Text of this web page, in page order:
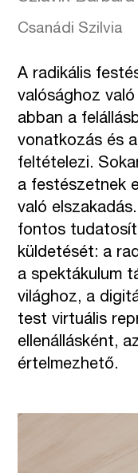
Csanádi Szilvia
A radikális
valósághoz
abban a
vonatkozás és
feltételezi.
a festészetnek
való
fontos
küldetését: a
a spektákulum
világhoz, a
test virtuális
ellenállásként,
értelmezhető.